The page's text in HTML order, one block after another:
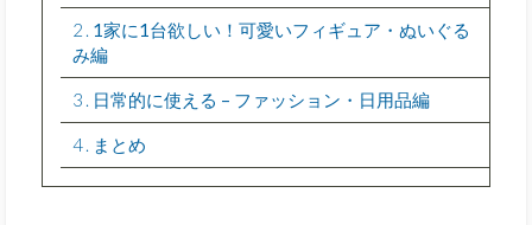
2 1家に1台欲しい！可愛いフィギュア・ぬいぐる
み編
3 日常的に使える – ファッション・日用品編
4 まとめ